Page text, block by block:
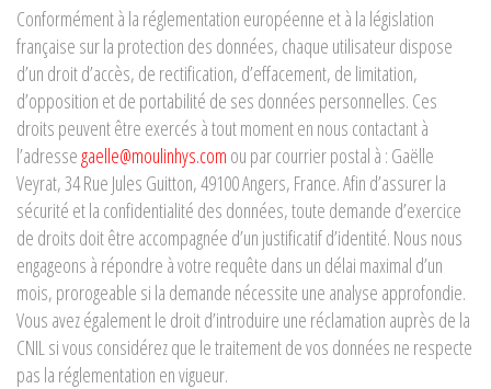
Conformément à la réglementation européenne et à la législation
française sur la protection des données, chaque utilisateur dispose
d’un droit d’accès, de rectification, d’effacement, de limitation,
d’opposition et de portabilité de ses données personnelles. Ces
droits peuvent être exercés à tout moment en nous contactant à
l’adressegaelle@moulinhys.com ou par courrier postal à : Gaëlle
Veyrat, 34 Rue Jules Guitton, 49100 Angers, France. Afin d’assurer la
sécurité et la confidentialité des données, toute demande d’exercice
de droits doit être accompagnée d’un justificatif d’identité. Nous nous
engageons à répondre à votre requête dans un délai maximal d’un
mois, prorogeable si la demande nécessite une analyse approfondie.
Vous avez également le droit d’introduire une réclamation auprès de la
CNIL si vous considérez que le traitement de vos données ne respecte
pas la réglementation en vigueur.